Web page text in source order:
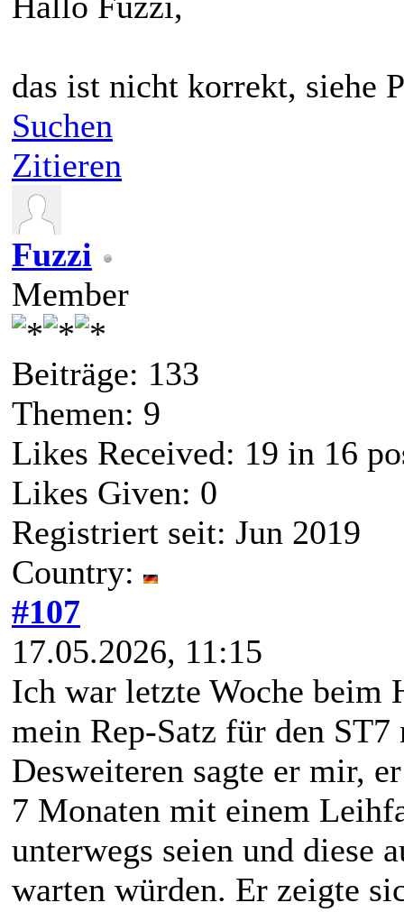
das ist nicht korrekt, siehe
Suchen
Zitieren
Fuzzi
Member
Beiträge: 133
Themen: 9
Likes Received: 19 in 16
Likes Given: 0
Registriert seit: Jun 2019
Country:
#107
17.05.2026, 11:15
Ich war letzte Woche beim
mein Rep-Satz für den
Desweiteren sagte er mir,
7 Monaten mit einem
unterwegs seien und diese
warten würden. Er zeigte